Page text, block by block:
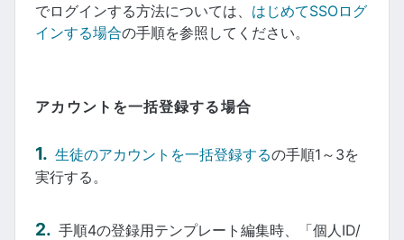
でログインする方法については、 はじめてSSOログ
インする場合の手順を参照してください。
アカウントを一括登録する場合
生徒のアカウントを一括登録するの手順1～3を
実行する。
手順4の登録用テンプレート編集時、「個人ID/